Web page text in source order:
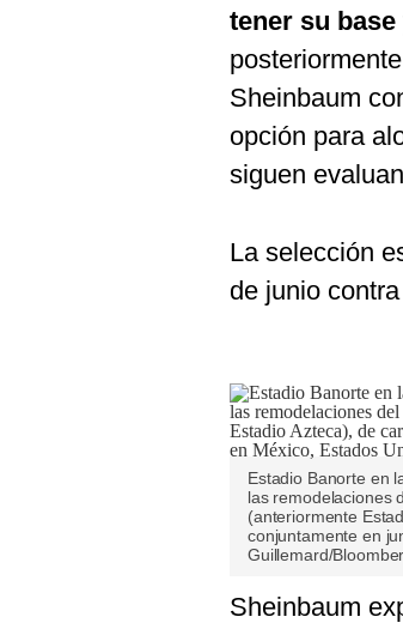
tener su base
Sheinbaum
opción para
siguen
La selección
de junio
Estadio Banorte en
las remodelaciones
(anteriormente
conjuntamente en
Guillemard/
Sheinbaum